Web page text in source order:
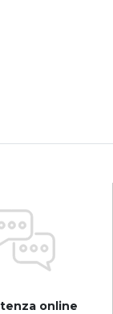
online